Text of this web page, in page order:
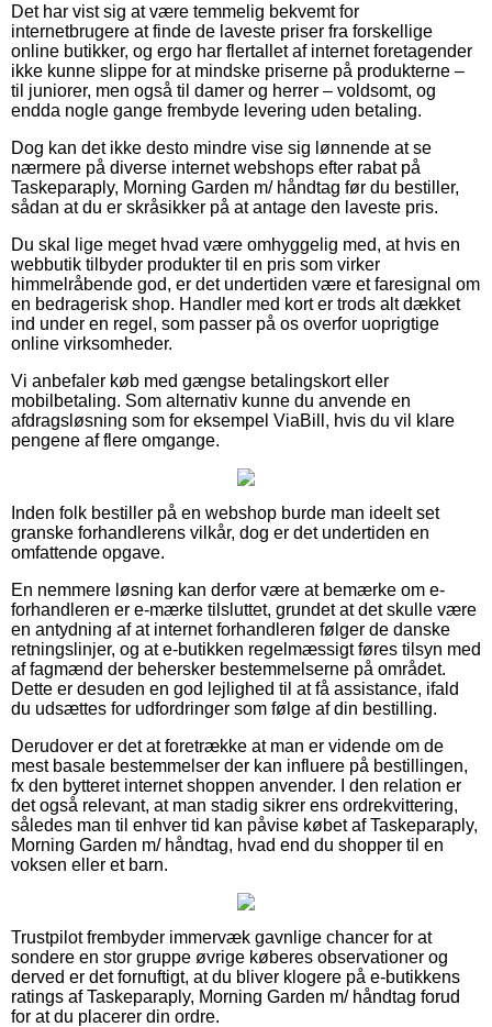
Det har vist sig at være temmelig bekvemt for
internetbrugere at finde de laveste priser fra forskellige
online butikker, og ergo har flertallet af internet foretagender
ikke kunne slippe for at mindske priserne på produkterne –
til juniorer, men også til damer og herrer – voldsomt, og
endda nogle gange frembyde levering uden betaling.
Dog kan det ikke desto mindre vise sig lønnende at se
nærmere på diverse internet webshops efter rabat på
Taskeparaply, Morning Garden m/ håndtag før du bestiller,
sådan at du er skråsikker på at antage den laveste pris.
Du skal lige meget hvad være omhyggelig med, at hvis en
webbutik tilbyder produkter til en pris som virker
himmelråbende god, er det undertiden være et faresignal om
en bedragerisk shop. Handler med kort er trods alt dækket
ind under en regel, som passer på os overfor uoprigtige
online virksomheder.
Vi anbefaler køb med gængse betalingskort eller
mobilbetaling. Som alternativ kunne du anvende en
afdragsløsning som for eksempel ViaBill, hvis du vil klare
pengene af flere omgange.
Inden folk bestiller på en webshop burde man ideelt set
granske forhandlerens vilkår, dog er det undertiden en
omfattende opgave.
En nemmere løsning kan derfor være at bemærke om e-
forhandleren er e-mærke tilsluttet, grundet at det skulle være
en antydning af at internet forhandleren følger de danske
retningslinjer, og at e-butikken regelmæssigt føres tilsyn med
af fagmænd der behersker bestemmelserne på området.
Dette er desuden en god lejlighed til at få assistance, ifald
du udsættes for udfordringer som følge af din bestilling.
Derudover er det at foretrække at man er vidende om de
mest basale bestemmelser der kan influere på bestillingen,
fx den bytteret internet shoppen anvender. I den relation er
det også relevant, at man stadig sikrer ens ordrekvittering,
således man til enhver tid kan påvise købet af Taskeparaply,
Morning Garden m/ håndtag, hvad end du shopper til en
voksen eller et barn.
Trustpilot frembyder immervæk gavnlige chancer for at
sondere en stor gruppe øvrige køberes observationer og
derved er det fornuftigt, at du bliver klogere på e-butikkens
ratings af Taskeparaply, Morning Garden m/ håndtag forud
for at du placerer din ordre.